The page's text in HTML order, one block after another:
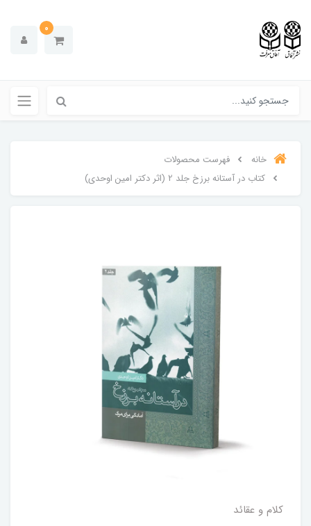
0
خانه
فهرست محصولات
کتاب در آستانه برزخ جلد 2 (اثر دکتر امین اوحدی)
کلام و عقائد